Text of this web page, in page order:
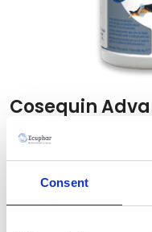
Consent
Cosequin
Cosequin Advanced
articolazioni forti nel
glucosamina
metilsulfonilmetano e